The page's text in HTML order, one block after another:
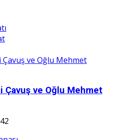
Çavuş ve Oğlu Mehmet